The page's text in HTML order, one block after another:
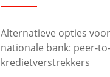
Alternatieve opties
nationale bank: peer-
kredietverstrekkers